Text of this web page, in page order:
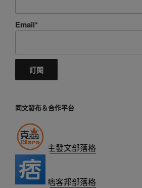
Email*
同文發布＆合作平台
主發文部落格
痞客邦部落格